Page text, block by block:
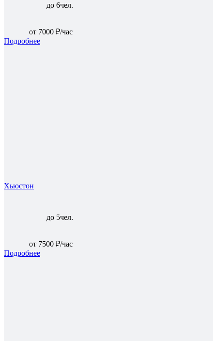
до 6чел.
от 7000 ₽/час
Подробнее
Хьюстон
до 5чел.
от 7500 ₽/час
Подробнее